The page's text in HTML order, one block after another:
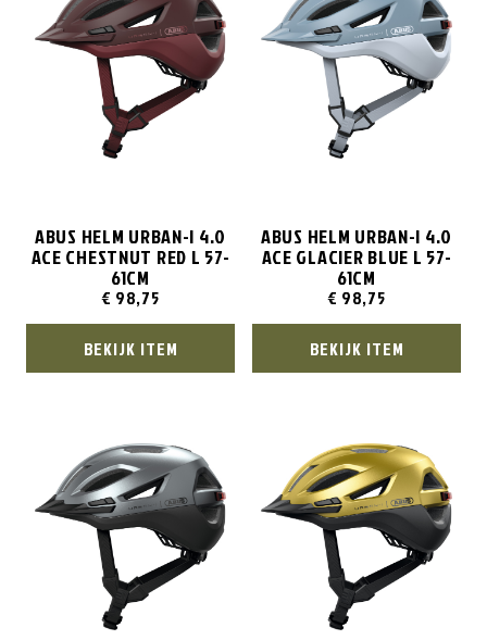
ABUS HELM URBAN-I 4.0
ACE CHESTNUT RED L 57-
61CM
€ 98,75
BEKIJK ITEM
ABUS HELM URBAN-I 4.0
ACE GLACIER BLUE L 57-
61CM
€ 98,75
BEKIJK ITEM